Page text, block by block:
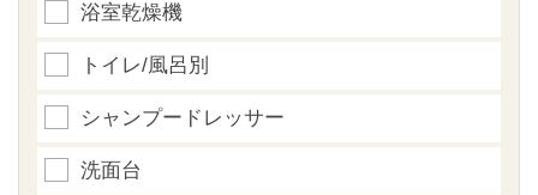
浴室乾燥機
トイレ/風呂別
シャンプードレッサー
洗面台